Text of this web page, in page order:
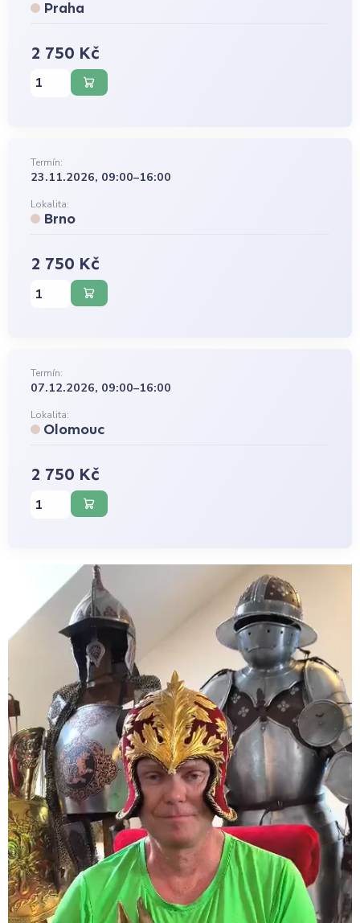
Praha
2 750 Kč
Termín:
23.11.2026, 09:00–16:00
Lokalita:
Brno
2 750 Kč
Termín:
07.12.2026, 09:00–16:00
Lokalita:
Olomouc
2 750 Kč